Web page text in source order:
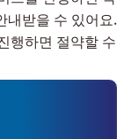
내받을 수 있어요.
행하면 절약할 수